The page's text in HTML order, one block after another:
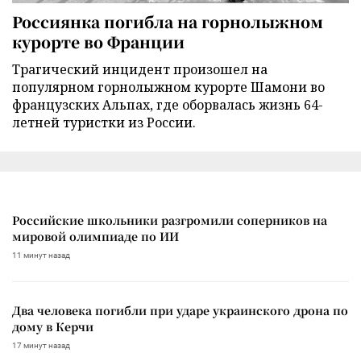
Россиянка погибла на горнолыжном
курорте во Франции
Трагический инцидент произошел на
популярном горнолыжном курорте Шамони во
французских Альпах, где оборвалась жизнь 64-
летней туристки из России.
Российские школьники разгромили соперников на
мировой олимпиаде по ИИ
11 минут назад
Два человека погибли при ударе украинского дрона по
дому в Керчи
17 минут назад